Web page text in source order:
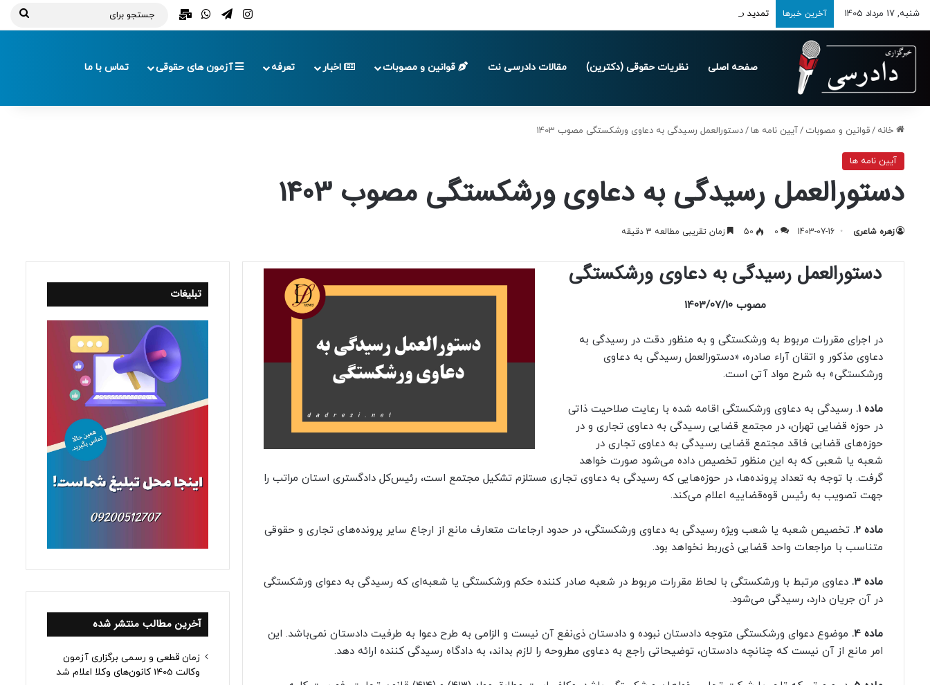
شنبه, 17 مرداد 1405 آخرین خبرها تمدید مهلت ارسال اظهارنامه‌های مالیاتی تا پایان تابستان 1405 اینستاگرام
تلگرامواتس آپ
ایمیل
صفحه اصلی نظریات حقوقی (دکترین) مقالات دادرسی نت قوانین و مصوبات اخبار تعرفه آزمون های حقوقی تماس با ما
خانه /قوانین و مصوبات /آیین نامه ها /دستورالعمل رسیدگی به دعاوی ورشکستگی مصوب 1403
آیین نامه ها
دستورالعمل رسیدگی به دعاوی ورشکستگی مصوب 1403
زهره شاعری 1403-07-16
0
50 زمان تقریبی مطالعه 3 دقیقه
دستورالعمل رسیدگی به دعاوی ورشکستگی
مصوب 1403/07/10
در اجرای مقررات مربوط به ورشکستگی و به منظور دقت در رسیدگی به
دعاوی مذکور و اتقان آراء صادره، «دستورالعمل رسیدگی به دعاوی
ورشکستگی» به شرح مواد آتی است.
ماده 1.
رسیدگی به دعاوی ورشکستگی اقامه شده با رعایت صلاحیت ذاتی
در حوزه قضایی تهران، در مجتمع قضایی رسیدگی به دعاوی تجاری و در
حوزه‌های قضایی فاقد مجتمع قضایی رسیدگی به دعاوی تجاری در
شعبه یا شعبی که به این منظور تخصیص داده می‌شود صورت خواهد
گرفت. با توجه به تعداد پرونده‌ها، در حوزه‌هایی که رسیدگی به دعاوی تجاری مستلزم تشکیل مجتمع است، رئیس‌کل دادگستری استان مراتب را
جهت تصویب به رئیس قوه‌قضاییه اعلام می‌کند.
ماده 2.
تخصیص شعبه یا شعب ویژه رسیدگی به دعاوی ورشکستگی، در حدود ارجاعات متعارف مانع از ارجاع سایر پرونده‌های تجاری و حقوقی
متناسب با مراجعات واحد قضایی ذی‌ربط نخواهد بود.
ماده 3.
دعاوی مرتبط با ورشکستگی با لحاظ مقررات مربوط در شعبه صادر کننده حکم ورشکستگی یا شعبه‌ای که رسیدگی به دعوای ورشکستگی
در آن جریان دارد، رسیدگی می‌شود.
ماده 4.
موضوع دعوای ورشکستگی متوجه دادستان نبوده و دادستان ذی‌نفع آن نیست و الزامی به طرح دعوا به طرفیت دادستان نمی‌باشد. این
امر مانع از آن نیست که چنانچه دادستان، توضیحاتی راجع به دعاوی مطروحه را لازم بداند، به دادگاه رسیدگی کننده ارائه دهد.
تبلیغات
آخرین مطالب منتشر شده
زمان قطعی و رسمی برگزاری آزمون
وکالت 1405 کانون‌های وکلا اعلام شد